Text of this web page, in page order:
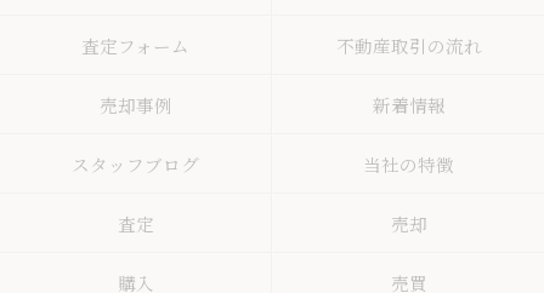
査定フォーム 不動産取引の流れ
売却事例 新着情報
スタッフブログ 当社の特徴
査定 売却
購入 売買